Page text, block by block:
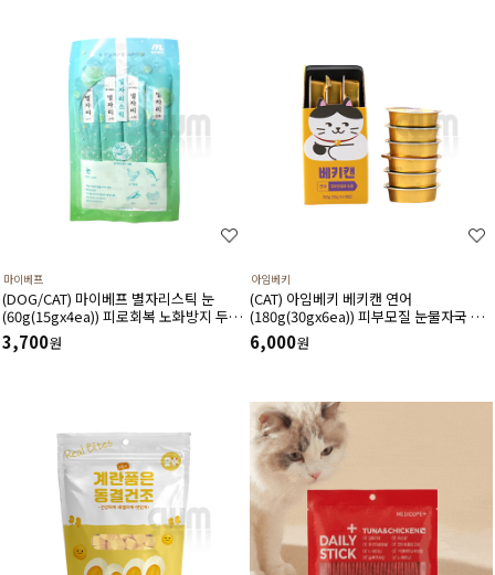
마이베프
(DOG/CAT) 마이베프 별자리스틱 눈
(60g(15gx4ea)) 피로회복 노화방지 두뇌
활동 혈압안정 항산화에 도움
3,700원
아임베키
(CAT) 아임베키 베키캔 연어
(180g(30gx6ea)) 피부모질 눈물자국 면
역력 심장보호에 도움주는 고단백 습식캔
6,000원